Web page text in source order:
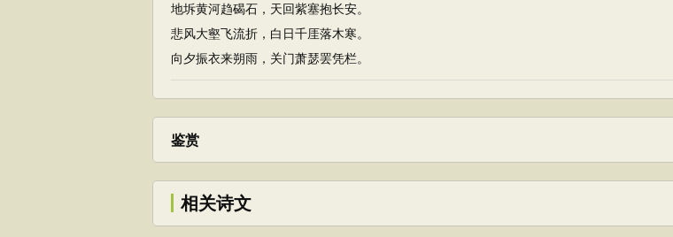
地坼黄河趋碣石，天回紫塞抱长安。
悲风大壑飞流折，白日千厓落木寒。
向夕振衣来朔雨，关门萧瑟罢凭栏。
鉴赏
相关诗文